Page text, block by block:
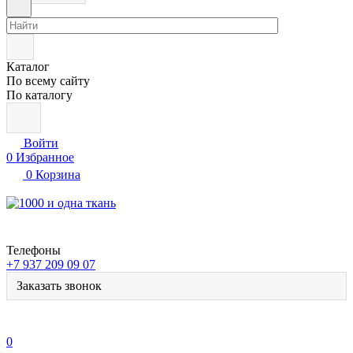
Каталог
По всему сайту
По каталогу
Войти
0 Избранное
0 Корзина
Телефоны
+7 937 209 09 07
Заказать звонок
0